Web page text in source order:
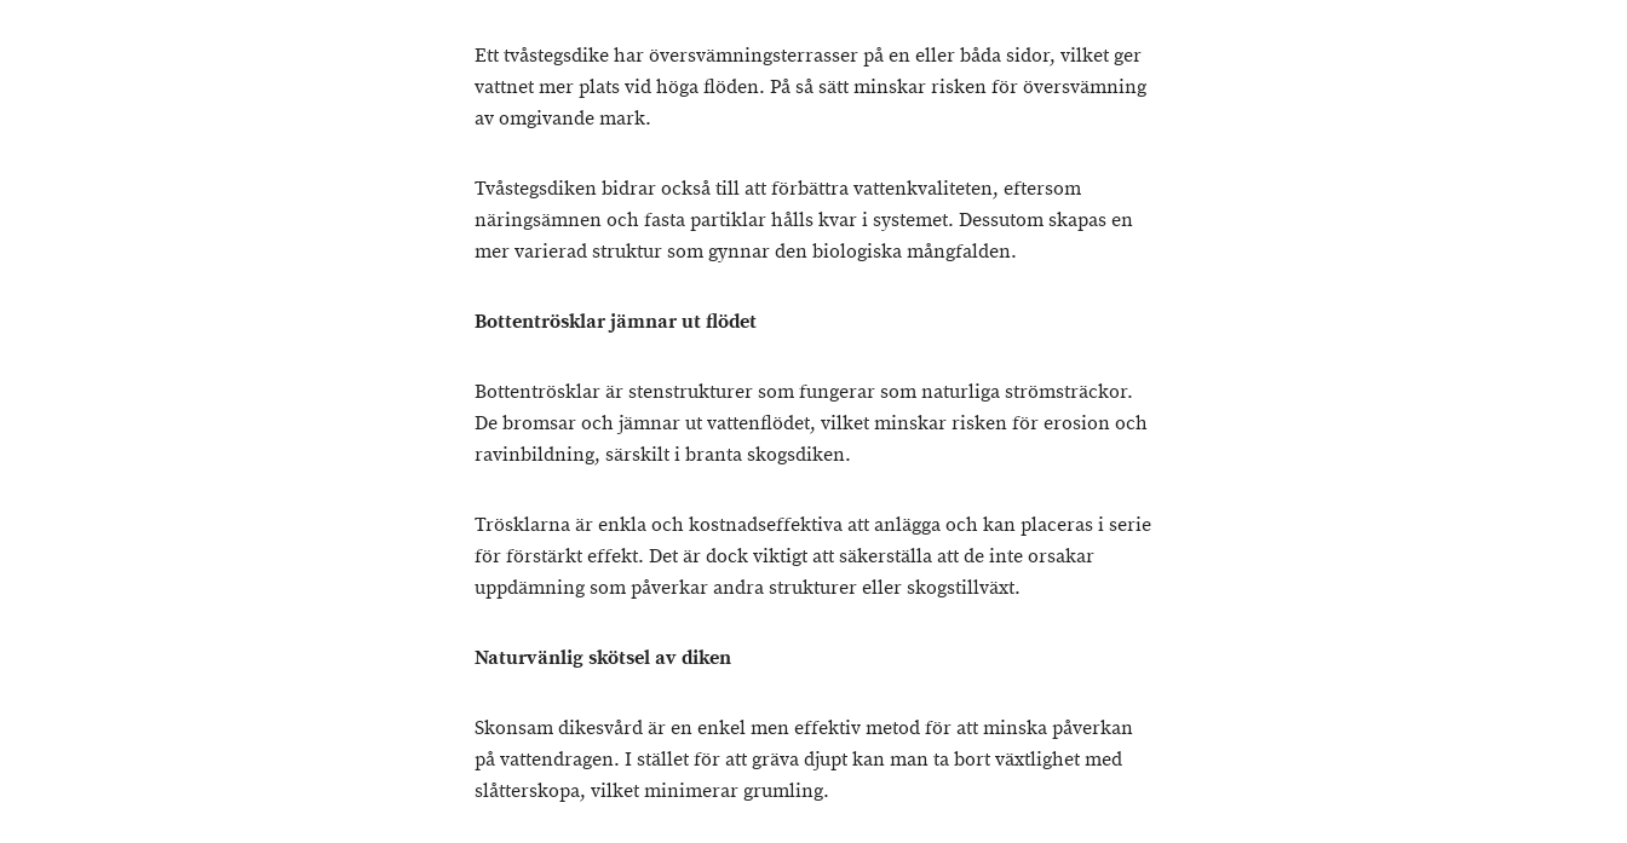
Ett tvåstegsdike har översvämningsterrasser på en eller båda sidor, vilket ger
vattnet mer plats vid höga flöden. På så sätt minskar risken för översvämning
av omgivande mark.
Tvåstegsdiken bidrar också till att förbättra vattenkvaliteten, eftersom
näringsämnen och fasta partiklar hålls kvar i systemet. Dessutom skapas en
mer varierad struktur som gynnar den biologiska mångfalden.
Bottentrösklar jämnar ut flödet
Bottentrösklar är stenstrukturer som fungerar som naturliga strömsträckor.
De bromsar och jämnar ut vattenflödet, vilket minskar risken för erosion och
ravinbildning, särskilt i branta skogsdiken.
Trösklarna är enkla och kostnadseffektiva att anlägga och kan placeras i serie
för förstärkt effekt. Det är dock viktigt att säkerställa att de inte orsakar
uppdämning som påverkar andra strukturer eller skogstillväxt.
Naturvänlig skötsel av diken
Skonsam dikesvård är en enkel men effektiv metod för att minska påverkan
på vattendragen. I stället för att gräva djupt kan man ta bort växtlighet med
slåtterskopa, vilket minimerar grumling.